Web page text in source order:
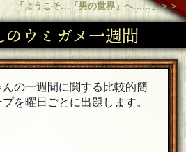
「ようこそ…「男の世界」へ……」＞＞
のウミガメ一週間
の一週間に関する比較的簡
を曜日ごとに出題します。